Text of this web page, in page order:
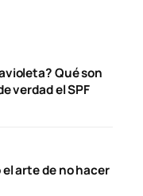
Qué son
verdad el SPF
arte de no hacer